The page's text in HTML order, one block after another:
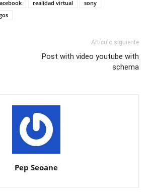
realidad virtual
sony
Artículo siguiente
Post with video youtube with
schema
Pep Seoane